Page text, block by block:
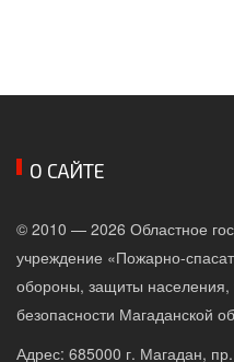
О САЙТЕ
© 2010 — 2026 Областное
учреждение «Пожарно-
обороны, защиты населения,
безопасности Магаданской
Адрес: 685000 г. Магадан,